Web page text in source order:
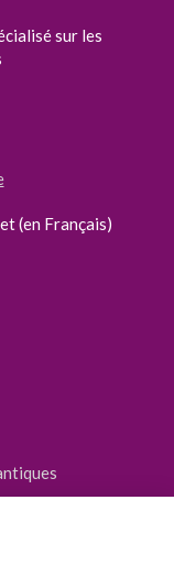
sur les
(en Français)
lieux